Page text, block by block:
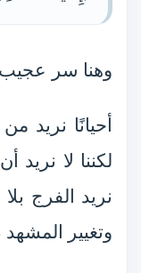
وهنا سر
أحيانًا نريد
لكننا لا نريد
نريد الفرج
وتغيير